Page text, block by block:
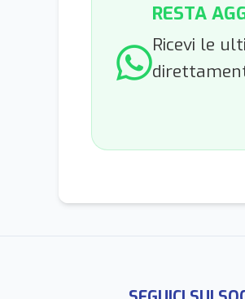
RESTA
Ricevi le